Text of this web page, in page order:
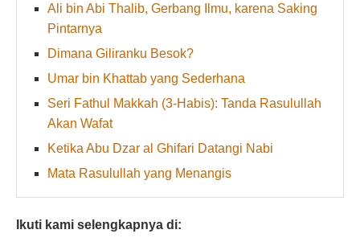
Ali bin Abi Thalib, Gerbang Ilmu, karena Saking
Pintarnya
Dimana Giliranku Besok?
Umar bin Khattab yang Sederhana
Seri Fathul Makkah (3-Habis): Tanda Rasulullah
Akan Wafat
Ketika Abu Dzar al Ghifari Datangi Nabi
Mata Rasulullah yang Menangis
Ikuti kami selengkapnya di: